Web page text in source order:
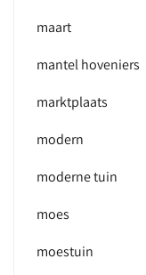
maart
mantel hoveniers
marktplaats
modern
moderne tuin
moes
moestuin